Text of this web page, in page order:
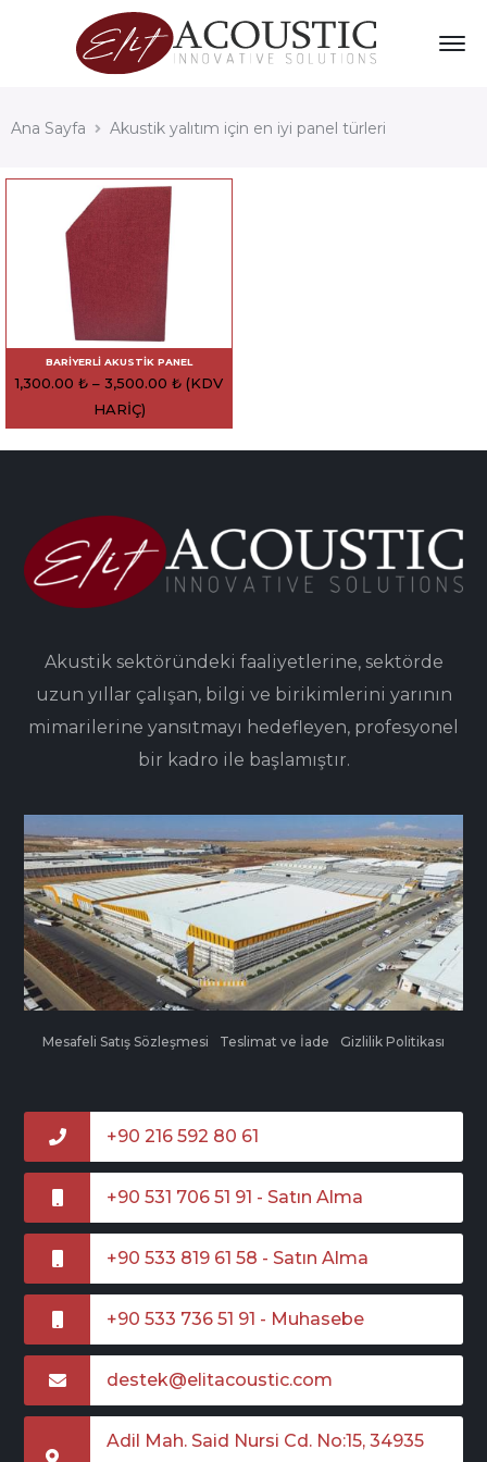
Ana Sayfa Akustik yalıtım için en iyi panel türleri
BARIYERLI AKUSTIK PANEL
1,300.00 ₺ – 3,500.00 ₺ (KDV
HARIÇ)
Akustik sektöründeki faaliyetlerine, sektörde
uzun yıllar çalışan, bilgi ve birikimlerini yarının
mimarilerine yansıtmayı hedefleyen, profesyonel
bir kadro ile başlamıştır.
Mesafeli Satış Sözleşmesi Teslimat ve İade Gizlilik Politikası
+90 216 592 80 61
+90 531 706 51 91 - Satın Alma
+90 533 819 61 58 - Satın Alma
+90 533 736 51 91 - Muhasebe
destek@elitacoustic.com
Adil Mah. Said Nursi Cd. No:15, 34935